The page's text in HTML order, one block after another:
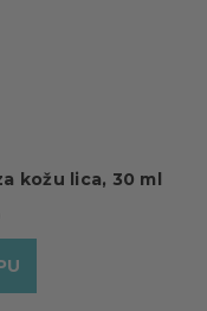
kožu lica, 30 ml